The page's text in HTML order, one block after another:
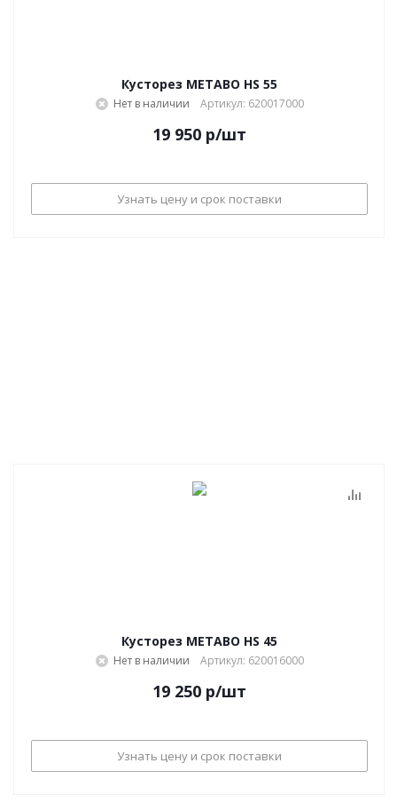
Кусторез METABO HS 55
Нет в наличии Артикул: 620017000
19 950 р/шт
Узнать цену и срок поставки
Кусторез METABO HS 45
Нет в наличии Артикул: 620016000
19 250 р/шт
Узнать цену и срок поставки